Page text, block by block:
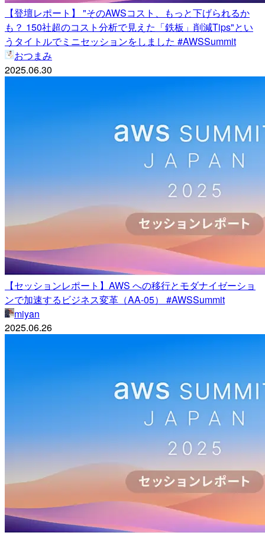
【登壇レポート】 "そのAWSコスト、もっと下げられるか
も？ 150社超のコスト分析で見えた「鉄板」削減Tips"とい
うタイトルでミニセッションをしました #AWSSummit
おつまみ
2025.06.30
【セッションレポート】AWS への移行とモダナイゼーショ
ンで加速するビジネス変革（AA-05） #AWSSummit
miyan
2025.06.26